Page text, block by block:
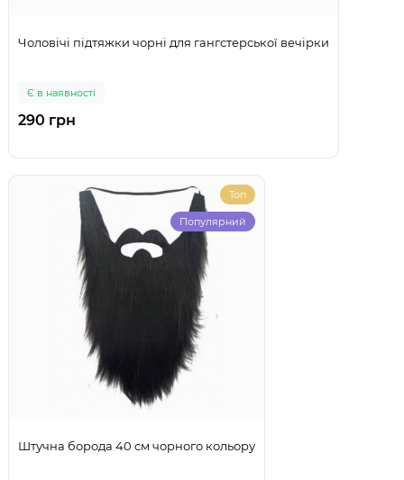
Чоловічі підтяжки чорні для гангстерської вечірки
Є в наявності
290 грн
Топ
Популярний
Штучна борода 40 см чорного кольору